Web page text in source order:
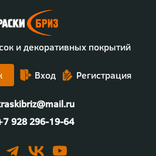
и декоративных покрытий
Вход Регистрация
928 296-19-64